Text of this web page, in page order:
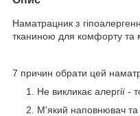
Наматрацник з
тканиною для комфорту та
7 причин обрати цей
Не викликає алергії -
М'який наповнювач та